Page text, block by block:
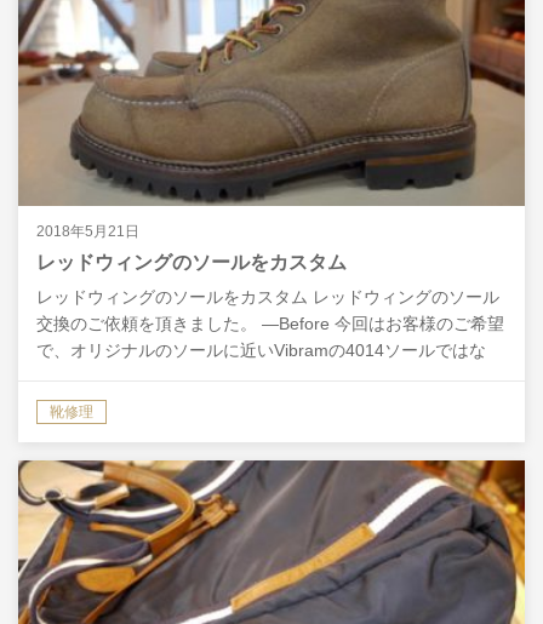
2018年5月21日
レッドウィングのソールをカスタム
レッドウィングのソールをカスタム レッドウィングのソール
交換のご依頼を頂きました。 ―Before 今回はお客様のご希望
で、オリジナルのソールに近いVibramの4014ソールではな
靴修理